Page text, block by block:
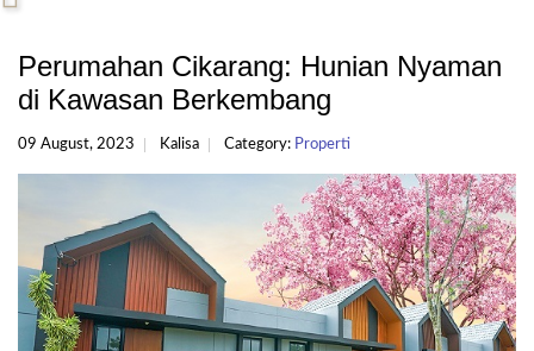
Perumahan Cikarang: Hunian Nyaman
di Kawasan Berkembang
09 August, 2023 Kalisa Category: Properti